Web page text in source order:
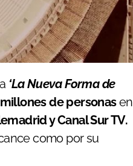
‘La Nueva Forma de
de personasen
y Canal Sur TV.
como por su